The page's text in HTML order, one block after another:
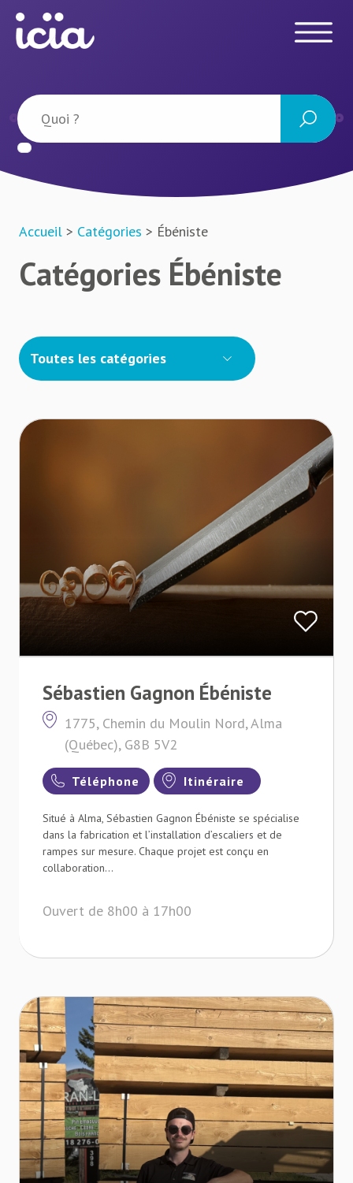
Accueil > Catégories > Ébéniste
Catégories Ébéniste
Toutes les catégories
Sébastien Gagnon Ébéniste
1775, Chemin du Moulin Nord, Alma
(Québec), G8B 5V2
Téléphone Itinéraire
Situé à Alma, Sébastien Gagnon Ébéniste se spécialise
dans la fabrication et l’installation d’escaliers et de
rampes sur mesure. Chaque projet est conçu en
collaboration...
Ouvert de 8h00 à 17h00